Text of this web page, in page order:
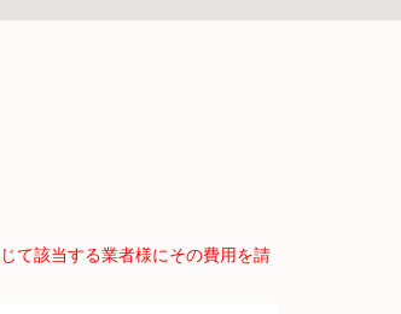
て該当する業者様にその費用を請